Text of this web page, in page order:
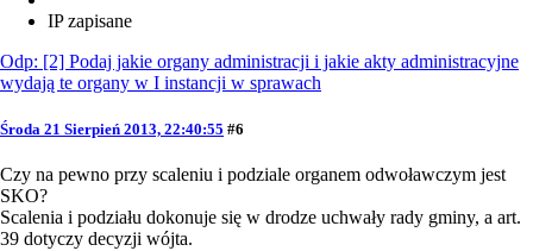
IP zapisane
Odp: [2] Podaj jakie organy administracji i jakie akty administracyjne
wydają te organy w I instancji w sprawach
Środa 21 Sierpień 2013, 22:40:55 #6
Czy na pewno przy scaleniu i podziale organem odwoławczym jest
SKO?
Scalenia i podziału dokonuje się w drodze uchwały rady gminy, a art.
39 dotyczy decyzji wójta.